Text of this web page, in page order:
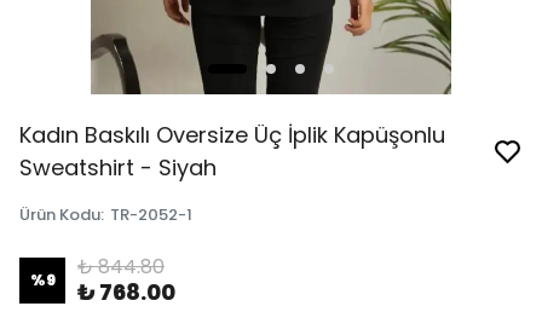
Kadın Baskılı Oversize Üç İplik Kapüşonlu
Sweatshirt - Siyah
Ürün Kodu: TR-2052-1
%9 ₺ 844.80
₺ 768.00